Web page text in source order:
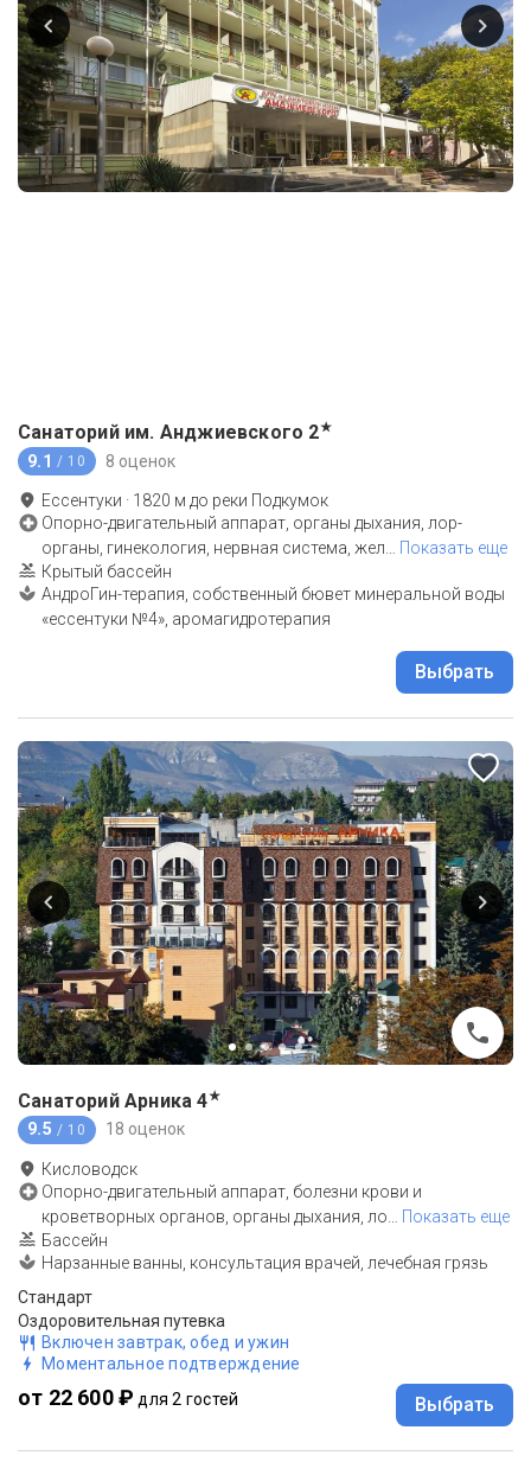
Санаторий им. Анджиевского 2★
9.1 / 10 8 оценок
Ессентуки · 1820 м до реки Подкумок
Опорно-двигательный аппарат, органы дыхания, лор-
органы, гинекология, нервная система, жел
Показать еще
Крытый бассейн
АндроГин-терапия, собственный бювет минеральной воды
«ессентуки №4», аромагидротерапия
Выбрать
Санаторий Арника 4★
9.5 / 10 18 оценок
Кисловодск
Опорно-двигательный аппарат, болезни крови и
кроветворных органов, органы дыхания, ло
Показать еще
Бассейн
Нарзанные ванны, консультация врачей, лечебная грязь
Стандарт
Оздоровительная путевка
Включен завтрак, обед и ужин
Моментальное подтверждение
от 22 600 ₽ для 2 гостей Выбрать